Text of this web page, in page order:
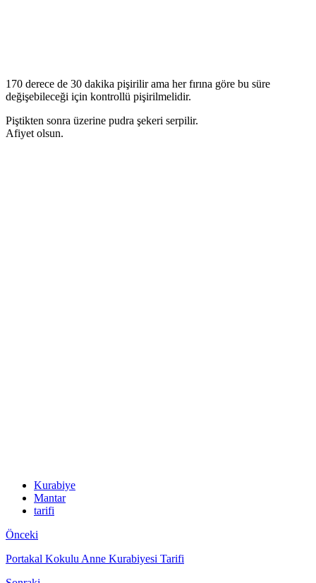
170 derece de 30 dakika pişirilir ama her fırına göre bu süre
değişebileceği için kontrollü pişirilmelidir.
Piştikten sonra üzerine pudra şekeri serpilir.
Afiyet olsun.
Kurabiye
Mantar
tarifi
Önceki
Portakal Kokulu Anne Kurabiyesi Tarifi